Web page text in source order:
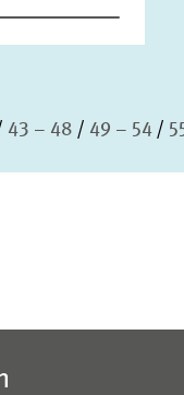
43 – 48 49 – 54